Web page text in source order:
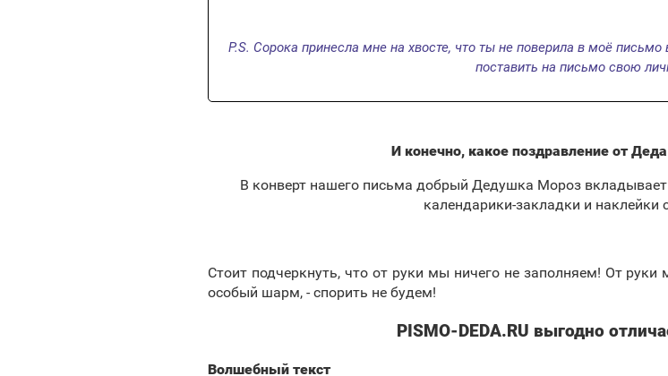
P.S. Сорока принесла мне на хвосте, что ты не поверила в моё
поставить на письмо свою
И конечно, какое поздравление от
В конверт нашего письма добрый Дедушка Мороз
календарики-закладки и наклейки
Стоит подчеркнуть, что от руки мы ничего не заполняем! От
особый шарм, - спорить не будем!
PISMO-DEDA.RU выгодно
Волшебный текст